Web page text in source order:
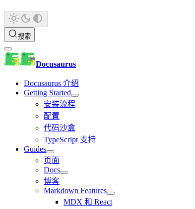
搜索
Docusaurus
Docusaurus 介绍
Getting Started
安装流程
配置
代码沙盒
TypeScript 支持
Guides
页面
Docs
博客
Markdown Features
MDX 和 React